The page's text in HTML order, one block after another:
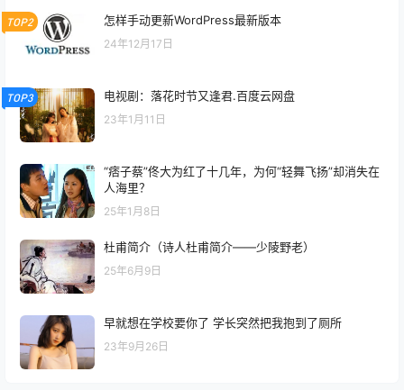
TOP2 怎样手动更新WordPress最新版本
24年12月17日
TOP3 电视剧：落花时节又逢君.百度云网盘
23年1月11日
“痞子蔡”佟大为红了十几年，为何“轻舞飞扬”却消失在
人海里？
25年1月8日
杜甫简介（诗人杜甫简介——少陵野老）
25年6月9日
早就想在学校要你了 学长突然把我抱到了厕所
23年9月26日